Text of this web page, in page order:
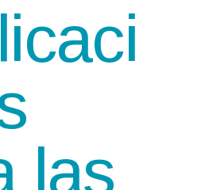
las